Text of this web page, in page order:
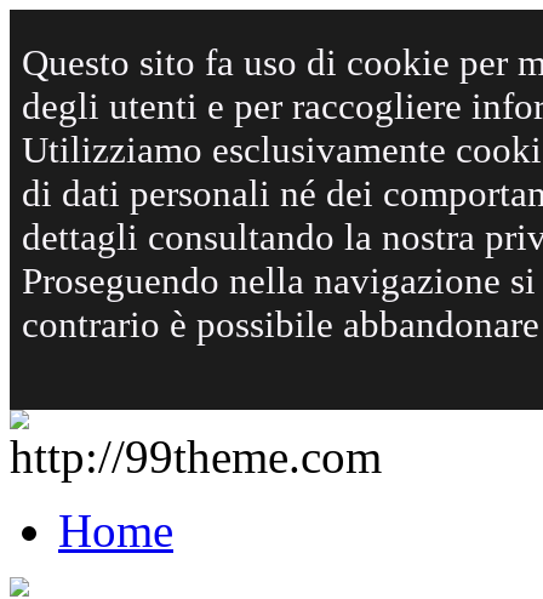
Questo sito fa uso di cookie per
degli utenti e per raccogliere
Utilizziamo esclusivamente
di dati personali né dei
dettagli consultando la nostra
Proseguendo nella navigazione
contrario è possibile
Home